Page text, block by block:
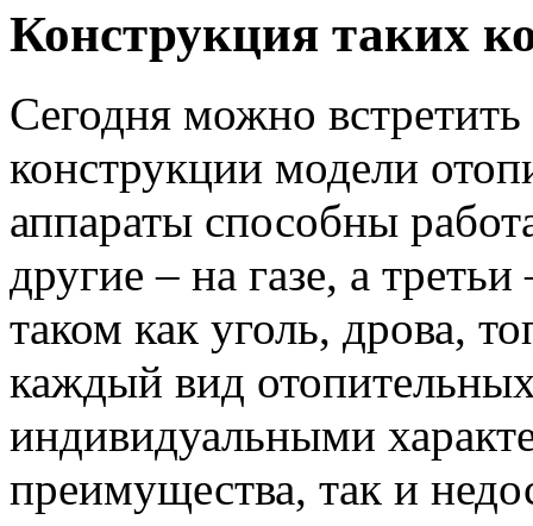
Конструкция таких
Сегодня можно
конструкции модели
аппараты способны
другие – на газе, а
таком как уголь, дрова,
каждый вид
индивидуальными
преимущества, так и